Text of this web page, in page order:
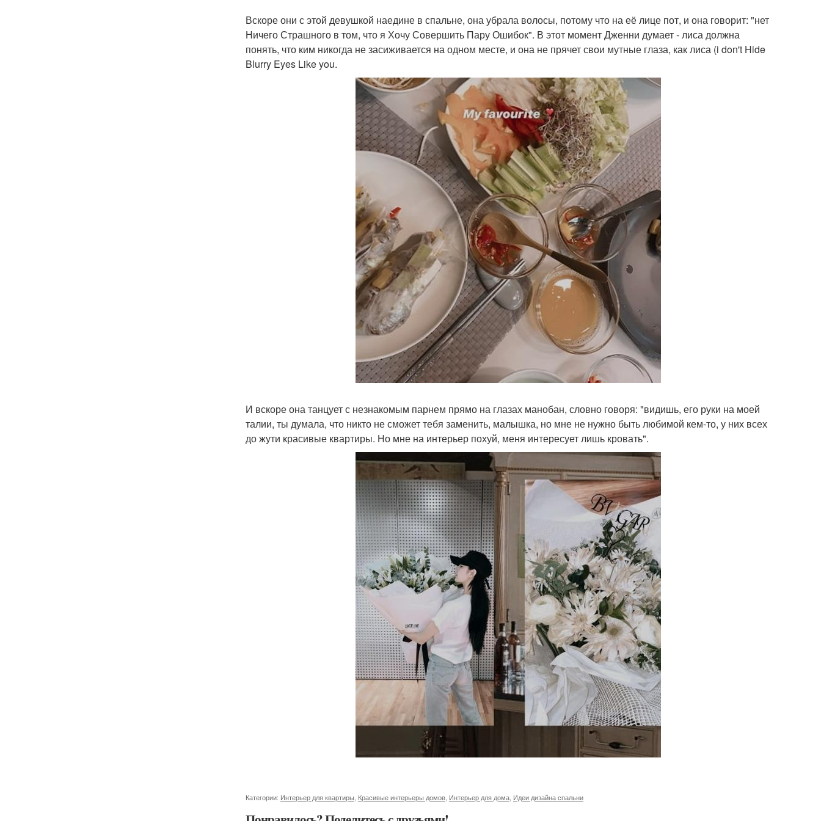
Вскоре они с этой девушкой наедине в спальне, она убрала волосы, потому что на её лице пот, и она говорит: "нет
Ничего Страшного в том, что я Хочу Совершить Пару Ошибок". В этот момент Дженни думает - лиса должна
понять, что ким никогда не засиживается на одном месте, и она не прячет свои мутные глаза, как лиса (i don't Hide
Blurry Eyes Like you.
И вскоре она танцует с незнакомым парнем прямо на глазах манобан, словно говоря: "видишь, его руки на моей
талии, ты думала, что никто не сможет тебя заменить, малышка, но мне не нужно быть любимой кем-то, у них всех
до жути красивые квартиры. Но мне на интерьер похуй, меня интересует лишь кровать".
Категории: Интерьер для квартиры Красивые интерьеры домов Интерьер для дома Идеи дизайна спальни